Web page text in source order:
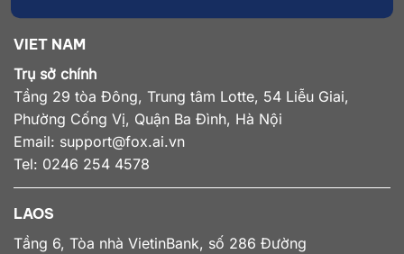
VIET NAM
Trụ sở chính
Tầng 29 tòa Đông, Trung tâm Lotte, 54 Liễu Giai,
Phường Cống Vị, Quận Ba Đình, Hà Nội
Email: support@fox.ai.vn
Tel: 0246 254 4578
LAOS
Tầng 6, Tòa nhà VietinBank, số 286 Đường